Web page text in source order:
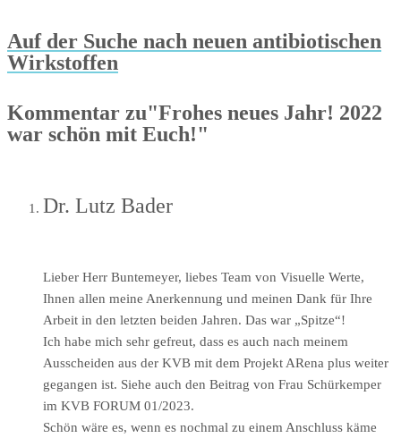
Auf der Suche nach neuen antibiotischen
Wirkstoffen
Kommentar zu"Frohes neues Jahr! 2022
war schön mit Euch!"
Dr. Lutz Bader
Lieber Herr Buntemeyer, liebes Team von Visuelle Werte,
Ihnen allen meine Anerkennung und meinen Dank für Ihre
Arbeit in den letzten beiden Jahren. Das war „Spitze“!
Ich habe mich sehr gefreut, dass es auch nach meinem
Ausscheiden aus der KVB mit dem Projekt ARena plus weiter
gegangen ist. Siehe auch den Beitrag von Frau Schürkemper
im KVB FORUM 01/2023.
Schön wäre es, wenn es nochmal zu einem Anschluss käme